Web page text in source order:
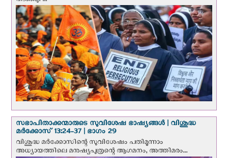
സഭാപിതാക്കന്മാരുടെ സുവിശേഷ ഭാഷ്യങ്ങള്‍ | വിശുദ്ധ
മര്‍ക്കോസ് 13:24-37 | ഭാഗം 29
വിശുദ്ധ മര്‍ക്കോസിന്റെ സുവിശേഷം പതിമൂന്നാം
അധ്യായത്തിലെ മനുഷ്യപുത്രന്റെ ആഗമനം, അത്തിമരം...